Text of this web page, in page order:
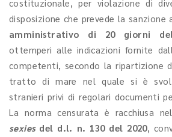
costituzionale, per violazione di
disposizione che prevede la sanzione
amministrativo di 20 giorni
ottemperi alle indicazioni fornite
competenti, secondo la ripartizione
tratto di mare nel quale si è
stranieri privi di regolari documenti
La norma censurata è racchiusa
sexies del d.l. n. 130 del 2020,